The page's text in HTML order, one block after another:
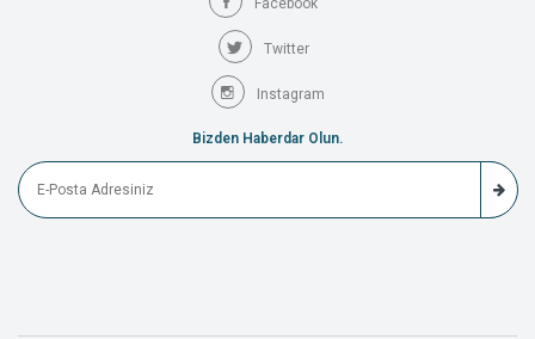
Twitter
Instagram
Bizden Haberdar Olun.